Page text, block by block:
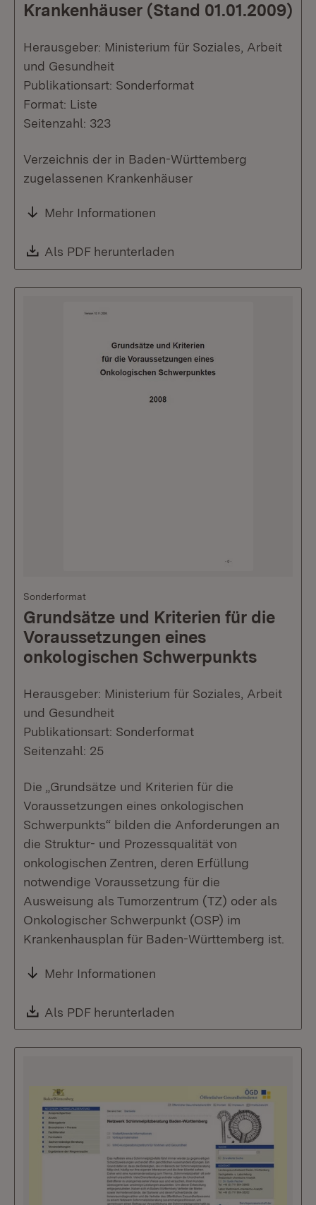
Krankenhäuser (Stand 01.01.2009)
Herausgeber: Ministerium für Soziales, Arbeit
und Gesundheit
Publikationsart: Sonderformat
Format: Liste
Seitenzahl: 323
Verzeichnis der in Baden-Württemberg
zugelassenen Krankenhäuser
Mehr Informationen
Download:
Als PDF herunterladen
Sonderformat
Grundsätze und Kriterien für die
Voraussetzungen eines
onkologischen Schwerpunkts
Herausgeber: Ministerium für Soziales, Arbeit
und Gesundheit
Publikationsart: Sonderformat
Seitenzahl: 25
Die „Grundsätze und Kriterien für die
Voraussetzungen eines onkologischen
Schwerpunkts“ bilden die Anforderungen an
die Struktur- und Prozessqualität von
onkologischen Zentren, deren Erfüllung
notwendige Voraussetzung für die
Ausweisung als Tumorzentrum (TZ) oder als
Onkologischer Schwerpunkt (OSP) im
Krankenhausplan für Baden-Württemberg ist.
Mehr Informationen
Download:
Als PDF herunterladen